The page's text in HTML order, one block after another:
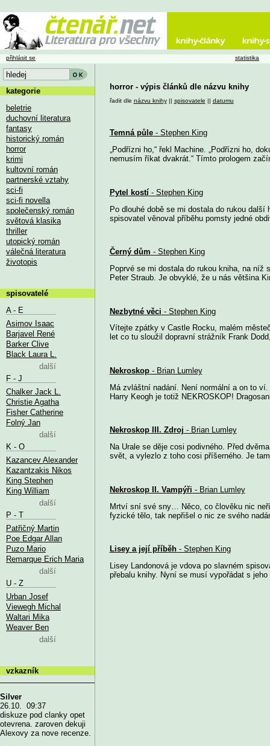
horror - výpis článků dle názvu knihy
řadit dle názvu knihy|| spisovatele || datumu
Temná půle- Stephen King
„Podřízni ho,“ řekl Machine. „Podřízni ho,
nemusím říkat dvakrát.“ Tímto prologem
Pytel kostí- Stephen King
Po dlouhé době se mi dostala do rukou
spisovatel věnoval příběhu pomsty jedné
Černý dům - Stephen King
Poprvé se mi dostala do rukou kniha, na níž
Peter Straub. Je obvyklé, že u nás většina
Nezbytné věci - Stephen King
Vítejte zpátky v Castle Rocku, malém
let co tu sloužil dopravní strážník Frank
Nekroskop- Brian Lumley
Má zvláštní nadání. Není normální a on to
Harry Keogh je totiž NEKROSKOP!
Nekroskop III. Zdroj - Brian Lumley
Na Urale se děje cosi podivného. Před
svět, a vylezlo z toho cosi příšerného. Je
Nekroskop II. Vampýři - Brian Lumley
Mrtví sní své sny… Něco, co člověku nic
fyzické tělo, tak nepřišel o nic ze svého
Lisey a její příběh- Stephen King
Lisey Landonová je vdova po slavném
přebalu knihy. Nyní se musí vypořádat s
přihlásit se statistika
kategorie
beletrie
duchovní literatura
fantasy
historický román
horror
krimi
kultovní román
partnerské vztahy
sci-fi
sci-fi novella
společenský román
světová klasika
thriller
utopický román
válečná literatura
životopis
spisovatelé
A - E
Asimov Isaac
Barjavel René
Barker Clive
Black Laura L.
další
F - J
Chalker Jack L.
Christie Agatha
Fisher Catherine
Folný Jan
další
K - O
Kazancev Alexander
Kazantzakis Nikos
King Stephen
King William
další
P - T
Patřičný Martin
Poe Edgar Allan
Puzo Mario
Remarque Erich Maria
další
U - Z
Urban Josef
Viewegh Michal
Waltari Mika
Weaver Ben
další
vzkazník
Silver
26.10. 09:37
diskuze pod clanky opet
otevrena. zaroven dekuji
Alexovy za nove recenze.